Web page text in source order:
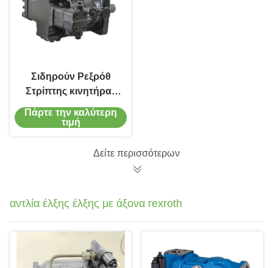
Σιδηρούν Ρεξρόθ
Στρίπτης κινητήρας
Bent Άξονας
κατασκευή 450 Bar
Πάρτε την καλύτερη
τιμή
Δείτε περισσότερων
αντλία έλξης έλξης με άξονα rexroth